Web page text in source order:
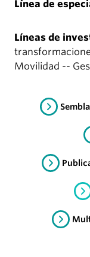
Línea de
Líneas de
Movilidad --